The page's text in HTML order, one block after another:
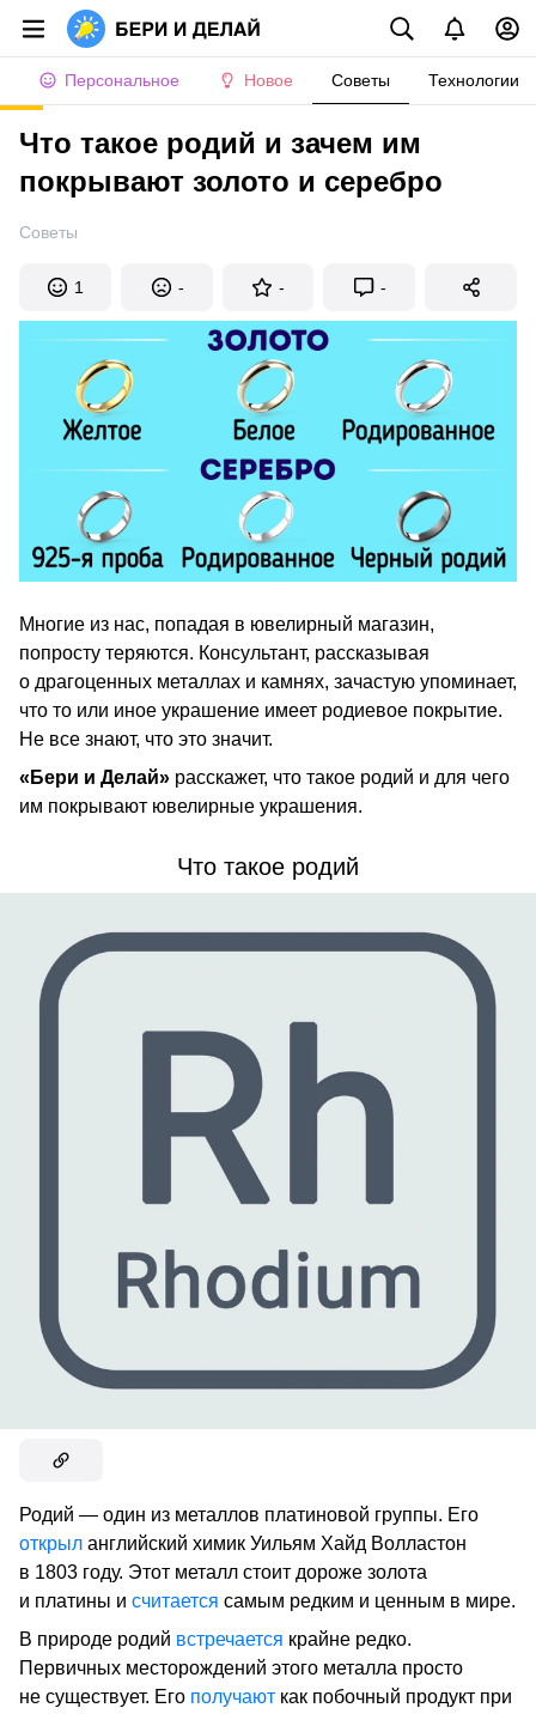
Персональное Новое Советы Технологии
Что такое родий и зачем им
покрывают золото и серебро
Советы
1 - - -
Многие из нас, попадая в ювелирный магазин,
попросту теряются. Консультант, рассказывая
о драгоценных металлах и камнях, зачастую упоминает,
что то или иное украшение имеет родиевое покрытие.
Не все знают, что это значит.
«Бери и Делай» расскажет, что такое родий и для чего
им покрывают ювелирные украшения.
Что такое родий
Родий — один из металлов платиновой группы. Его
открыл английский химик Уильям Хайд Волластон
в 1803 году. Этот металл стоит дороже золота
и платины и считается самым редким и ценным в мире.
В природе родий встречается крайне редко.
Первичных месторождений этого металла просто
не существует. Его получают как побочный продукт при